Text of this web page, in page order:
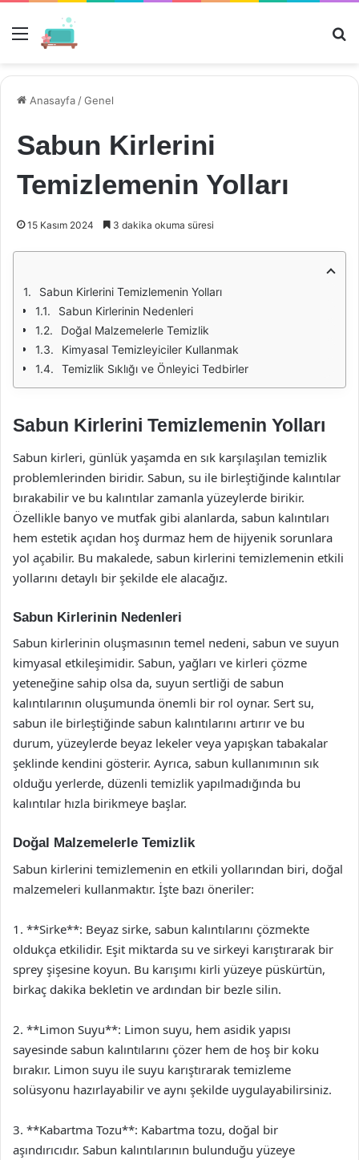
Menü
Anasayfa /Genel
Sabun Kirlerini
Temizlemenin Yolları
15 Kasım 2024 3 dakika okuma süresi
Sabun Kirlerini Temizlemenin Yolları
Sabun Kirlerinin Nedenleri
Doğal Malzemelerle Temizlik
Kimyasal Temizleyiciler Kullanmak
Temizlik Sıklığı ve Önleyici Tedbirler
Sabun Kirlerini Temizlemenin Yolları
Sabun kirleri, günlük yaşamda en sık karşılaşılan temizlik
problemlerinden biridir. Sabun, su ile birleştiğinde kalıntılar
bırakabilir ve bu kalıntılar zamanla yüzeylerde birikir.
Özellikle banyo ve mutfak gibi alanlarda, sabun kalıntıları
hem estetik açıdan hoş durmaz hem de hijyenik sorunlara
yol açabilir. Bu makalede, sabun kirlerini temizlemenin etkili
yollarını detaylı bir şekilde ele alacağız.
Sabun Kirlerinin Nedenleri
Sabun kirlerinin oluşmasının temel nedeni, sabun ve suyun
kimyasal etkileşimidir. Sabun, yağları ve kirleri çözme
yeteneğine sahip olsa da, suyun sertliği de sabun
kalıntılarının oluşumunda önemli bir rol oynar. Sert su,
sabun ile birleştiğinde sabun kalıntılarını artırır ve bu
durum, yüzeylerde beyaz lekeler veya yapışkan tabakalar
şeklinde kendini gösterir. Ayrıca, sabun kullanımının sık
olduğu yerlerde, düzenli temizlik yapılmadığında bu
kalıntılar hızla birikmeye başlar.
Doğal Malzemelerle Temizlik
Sabun kirlerini temizlemenin en etkili yollarından biri, doğal
malzemeleri kullanmaktır. İşte bazı öneriler:
1. **Sirke**: Beyaz sirke, sabun kalıntılarını çözmekte
oldukça etkilidir. Eşit miktarda su ve sirkeyi karıştırarak bir
sprey şişesine koyun. Bu karışımı kirli yüzeye püskürtün,
birkaç dakika bekletin ve ardından bir bezle silin.
2. **Limon Suyu**: Limon suyu, hem asidik yapısı
sayesinde sabun kalıntılarını çözer hem de hoş bir koku
bırakır. Limon suyu ile suyu karıştırarak temizleme
solüsyonu hazırlayabilir ve aynı şekilde uygulayabilirsiniz.
3. **Kabartma Tozu**: Kabartma tozu, doğal bir
aşındırıcıdır. Sabun kalıntılarının bulunduğu yüzeye